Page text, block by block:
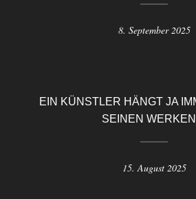
8. September 2025
EIN KÜNSTLER HÄNGT JA
SEINEN
15. August 2025